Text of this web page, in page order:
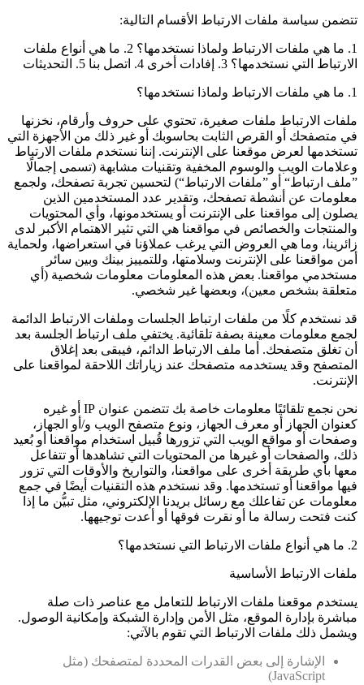
تتضمن سياسة ملفات الارتباط الأقسام التالية:
1. ما هي ملفات الارتباط ولماذا نستخدمها؟ 2. ما هي أنواع ملفات
الارتباط التي نستخدمها؟ 3. إفادات أخرى 4. اتصل بنا 5. التحديثات
1. ما هي ملفات الارتباط ولماذا نستخدمها؟
ملفات الارتباط ملفات صغيرة، تحتوي على حروف وأرقام، نخزنها
في متصفحك أو القرص الثابت بحاسوبك أو غير ذلك من الأجهزة التي
تستخدمها لعرض موقعنا على الإنترنت. إننا نستخدم ملفات الارتباط
وعلامات الويب والوسوم المخفية وتقنيات مشابهة (تسمى إجمالًا
”ملف ارتباط“ أو ”ملفات الارتباط“) لتحسين تجربة تصفحك، ولجمع
معلومات عن أنشطة تصفحك، وتقدير عدد المستخدمين الذين
يصلون إلى مواقعنا على الإنترنت أو يستخدمونها، وأي المحتويات
والمنتجات والخصائص في مواقعنا هي التي تثير الاهتمام الأكبر لدى
زائرينا، وما هي العروض التي يرغب عملاؤنا في استعراضها، ولحماية
أمن مواقعنا على الإنترنت وسلامتها، وللتمييز بينك وبين سائر
مستخدمي مواقعنا. بعض هذه المعلومات معلومات شخصية (أي
متعلقة بشخص معين)، وبعضها غير شخصي.
قد نستخدم كلًا من ملفات ارتباط الجلسات وملفات الارتباط الدائمة
لجمع معلومات معينة بصفة تلقائية. يختفي ملف ارتباط الجلسة بعد
أن تغلق متصفحك. أما ملف الارتباط الدائم، فيبقى بعد إغلاق
المتصفح وقد يستخدمه متصفحك عند زياراتك اللاحقة لمواقعنا على
الإنترنت.
نحن نجمع تلقائيًا معلومات خاصة بك تتضمن عنوان IP أو غيره
كعنوان الجهاز أو معرف الجهاز، ونوع متصفح الويب و/أو الجهاز،
وصفحات أو مواقع الويب التي تزورها قُبيل استخدام مواقعنا أو بُعيد
ذلك، والصفحات أو غيرها من المحتويات التي تشاهدها أو تتفاعل
معها بأي طريقة أخرى على مواقعنا، والتواريخ والأوقات التي تزور
فيها مواقعنا أو تستخدمها. وقد نستخدم هذه التقنيات أيضًا في جمع
معلومات عن تفاعلك مع رسائل بريدنا الإلكتروني، مثل تبيُّن ما إذا
كنت فتحت رسالة ما أو نقرت فوقها أو أعدت توجيهها.
2. ما هي أنواع ملفات الارتباط التي نستخدمها؟
ملفات الارتباط الأساسية
يستخدم موقعنا ملفات الارتباط للتعامل مع عناصر ذات صلة
مباشرة بإدارة الموقع، مثل الأمن وإدارة الشبكة وإمكانية الوصول.
ويشمل ذلك ملفات الارتباط التي تقوم بالآتي:
الإشارة إلى بعض القدرات المحددة لمتصفحك (مثل
JavaScript)